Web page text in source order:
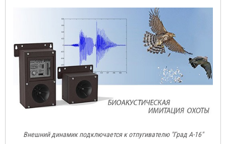
Внешний динамик подключается к отпугивателю "Град А-16"